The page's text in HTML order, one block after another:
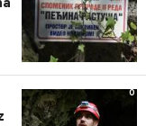
0